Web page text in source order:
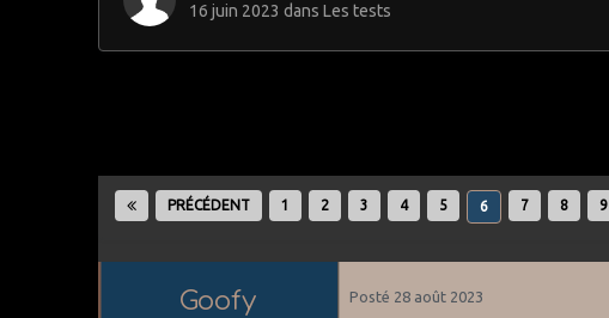
16 juin 2023 dansLes tests
PRÉCÉDENT 1 2 3 4 5 6 7 8 9
Goofy Posté 28 août 2023